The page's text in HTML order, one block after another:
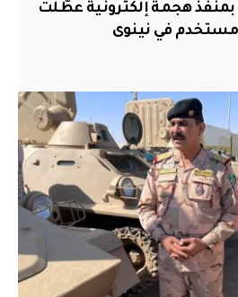
بمنفذ هجمة إلكترونية عطّلت